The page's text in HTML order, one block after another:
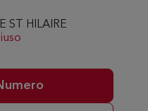
ST HILAIRE